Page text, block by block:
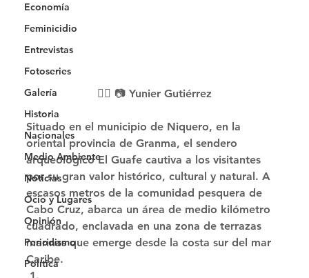
Economía
Feminicidio
Entrevistas
Fotoseries
Galería
Historia
Nacionales
Medio Ambiente
Noticias
Ocio y Lugares
Opinión
Periodismo
Política
✍🏻 📷 Yunier Gutiérrez
Situado en el municipio de Niquero, en la
oriental provincia de Granma, el sendero
arqueológico El Guafe cautiva a los visitantes
por su gran valor histórico, cultural y natural. A
escasos metros de la comunidad pesquera de
Cabo Cruz, abarca un área de medio kilómetro
cuadrado, enclavada en una zona de terrazas
marinas que emerge desde la costa sur del mar
Caribe.